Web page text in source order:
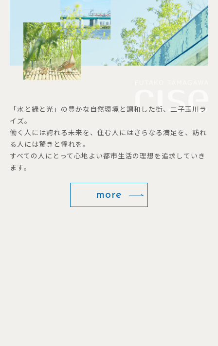
「水と緑と光」の豊かな自然環境と調和した街、二子玉川ラ
イズ。
働く人には誇れる未来を、住む人にはさらなる満足を、訪れ
る人には驚きと憧れを。
すべての人にとって心地よい都市生活の理想を追求していき
ます。
more